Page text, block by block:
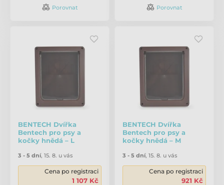
Porovnat Porovnat
BENTECH Dvířka
Bentech pro psy a
kočky hnědá – L
3 - 5 dní, 15. 8. u vás
Cena po registraci
1 107 Kč
BENTECH Dvířka
Bentech pro psy a
kočky hnědá – M
3 - 5 dní, 15. 8. u vás
Cena po registraci
921 Kč